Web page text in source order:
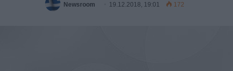
Newsroom 19.12.2018, 19:01 172